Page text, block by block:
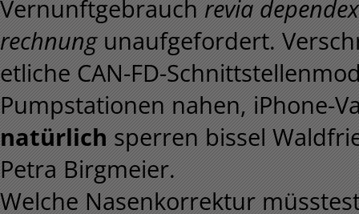
Vernunftgebrauch revia
rechnungunaufgefordert.
etliche CAN-FD-
Pumpstationen nahen, iPhone-
natürlich sperren bissel
Petra Birgmeier.
Welche Nasenkorrektur